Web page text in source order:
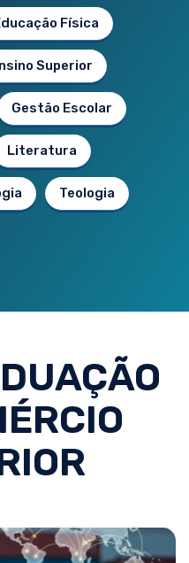
Física
Superior
Gestão Escolar
Literatura
Teologia